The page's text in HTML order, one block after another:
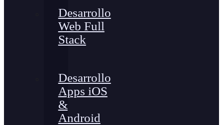
Desarrollo
Web Full
Stack
Desarrollo
Apps iOS
&
Android